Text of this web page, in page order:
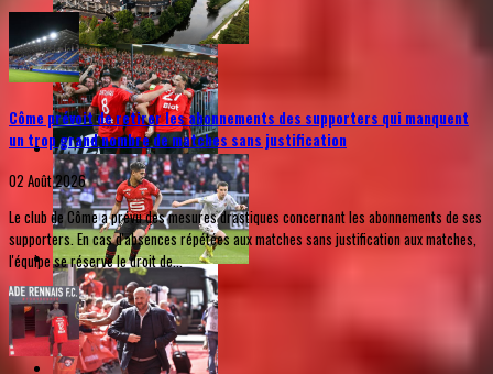
Côme prévoit de retirer les abonnements des supporters qui manquent
un trop grand nombre de matches sans justification
02 Août 2026
Le club de Côme a prévu des mesures drastiques concernant les abonnements de ses
supporters. En cas d'absences répétées aux matches sans justification aux matches,
l'équipe se réserve le droit de...